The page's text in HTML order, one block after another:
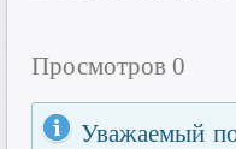
Просмотров 0
Уважаемый